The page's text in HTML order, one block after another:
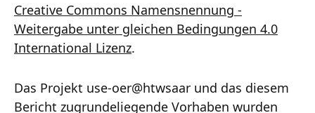
Creative Commons Namensnennung -
Weitergabe unter gleichen Bedingungen 4.0
International Lizenz.
Das Projekt use-oer@htwsaar und das diesem
Bericht zugrundeliegende Vorhaben wurden